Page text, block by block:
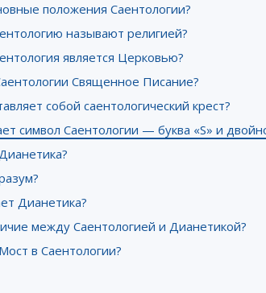
положения Саентологии?
называют религией?
является Церковью?
Священное Писание?
собой саентологический крест?
символ Саентологии — буква «S» и
Дианетика?
между Саентологией и Дианетикой?
в Саентологии?